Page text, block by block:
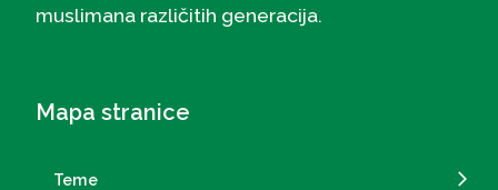
muslimana različitih generacija.
Mapa stranice
Teme